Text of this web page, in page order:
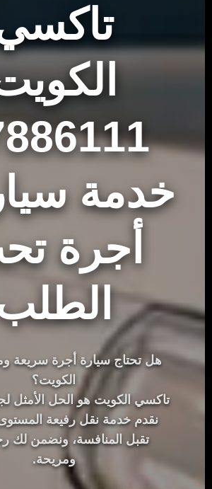
خدمة
أجرة
هل تحتاج سيارة أجرة سريعة
الكويت؟
تاكسي الكويت هو الحل الأمثل
نقدم خدمة نقل رفيعة المستوى
تقبل المنافسة، ونضمن لك
ومريحة.